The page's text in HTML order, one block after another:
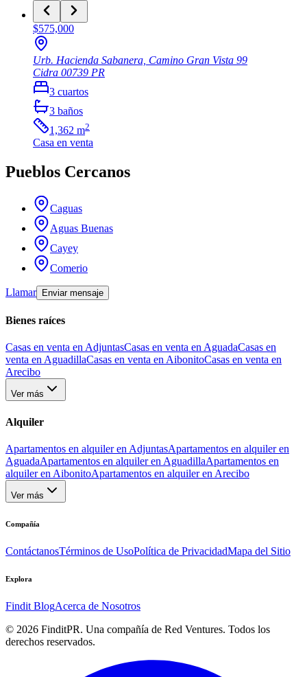
$575,000
Urb. Hacienda Sabanera, Camino Gran Vista 99
Cidra 00739 PR
3 cuartos
3 baños
1,362 m2
Casa en venta
Pueblos Cercanos
Caguas
Aguas Buenas
Cayey
Comerio
Llamar Enviar mensaje
Bienes raíces
Casas en venta en AdjuntasCasas en venta en AguadaCasas en
venta en AguadillaCasas en venta en AibonitoCasas en venta en
Arecibo
Ver más
Alquiler
Apartamentos en alquiler en AdjuntasApartamentos en alquiler en
AguadaApartamentos en alquiler en AguadillaApartamentos en
alquiler en AibonitoApartamentos en alquiler en Arecibo
Ver más
Compañía
ContáctanosTérminos de UsoPolítica de PrivacidadMapa del Sitio
Explora
Findit BlogAcerca de Nosotros
© 2026 FinditPR. Una compañía de Red Ventures. Todos los
derechos reservados.